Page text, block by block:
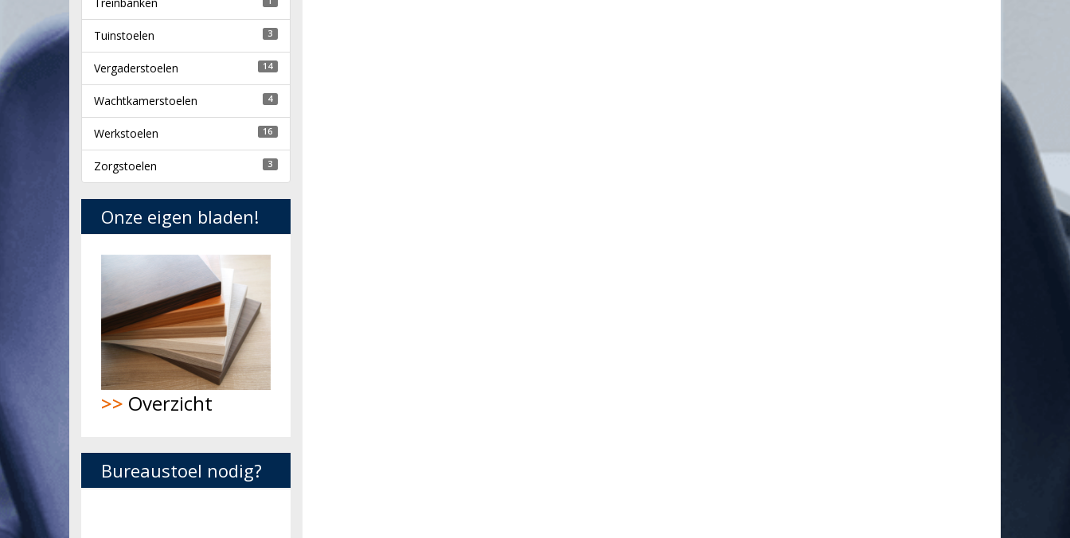
Tuinstoelen 3
Vergaderstoelen 14
Wachtkamerstoelen 4
Werkstoelen 16
Zorgstoelen 3
Onze eigen bladen!
>> Overzicht
Bureaustoel nodig?